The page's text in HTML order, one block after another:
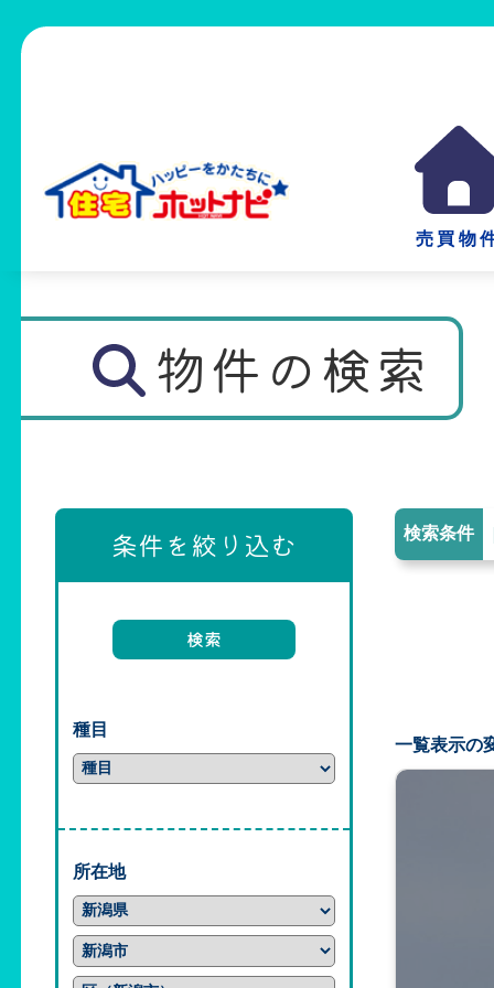
売買物
物件の検索
条件を絞り込む
種目
所在地
検索条件
一覧表示の